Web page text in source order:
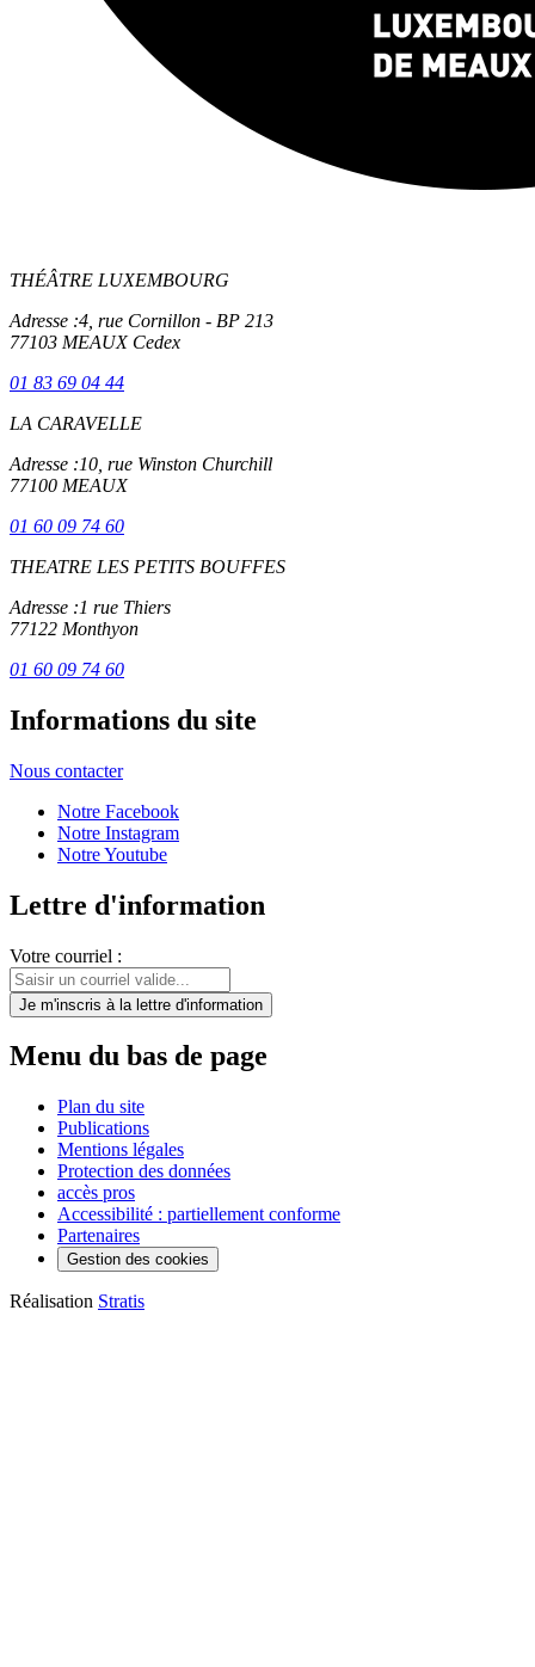
THÉÂTRE LUXEMBOURG
Adresse :4, rue Cornillon - BP 213
77103 MEAUX Cedex
01 83 69 04 44
LA CARAVELLE
Adresse :10, rue Winston Churchill
77100 MEAUX
01 60 09 74 60
THEATRE LES PETITS BOUFFES
Adresse :1 rue Thiers
77122 Monthyon
01 60 09 74 60
Informations du site
Nous contacter
Notre Facebook
Notre Instagram
Notre Youtube
Lettre d'information
Votre courriel :
Je m'inscris à la lettre d'information
Menu du bas de page
Plan du site
Publications
Mentions légales
Protection des données
accès pros
Accessibilité : partiellement conforme
Partenaires
Gestion des cookies
Réalisation Stratis